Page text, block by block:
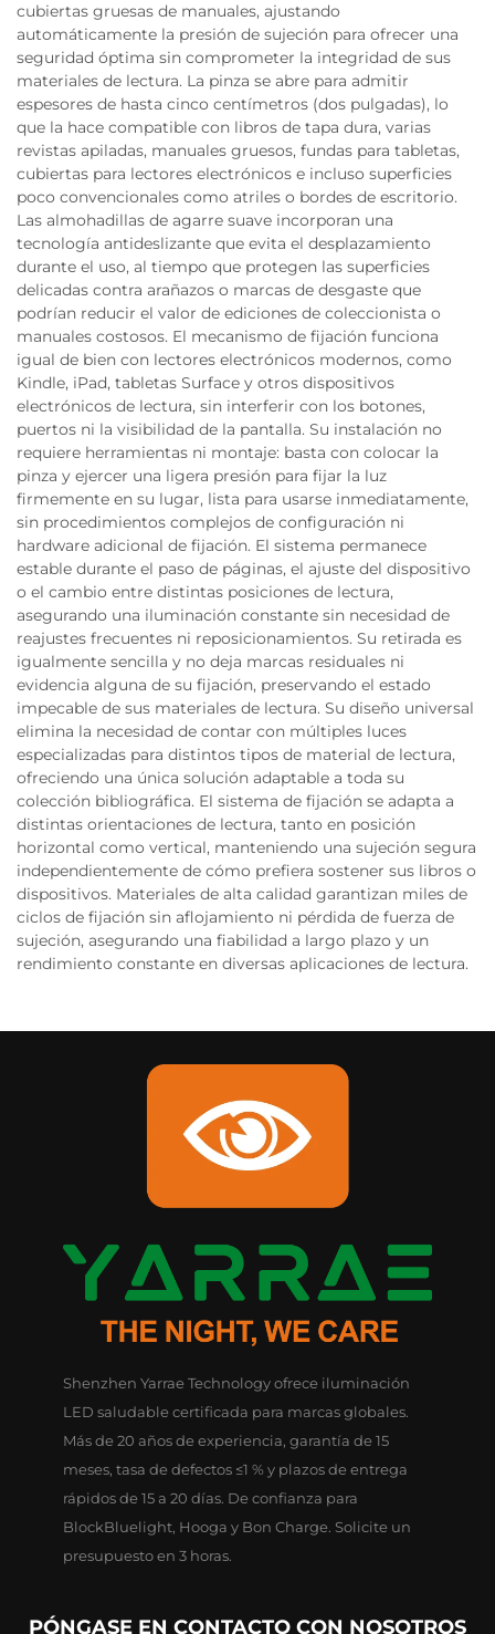
cubiertas gruesas de manuales, ajustando
automáticamente la presión de sujeción para ofrecer una
seguridad óptima sin comprometer la integridad de sus
materiales de lectura. La pinza se abre para admitir
espesores de hasta cinco centímetros (dos pulgadas), lo
que la hace compatible con libros de tapa dura, varias
revistas apiladas, manuales gruesos, fundas para tabletas,
cubiertas para lectores electrónicos e incluso superficies
poco convencionales como atriles o bordes de escritorio.
Las almohadillas de agarre suave incorporan una
tecnología antideslizante que evita el desplazamiento
durante el uso, al tiempo que protegen las superficies
delicadas contra arañazos o marcas de desgaste que
podrían reducir el valor de ediciones de coleccionista o
manuales costosos. El mecanismo de fijación funciona
igual de bien con lectores electrónicos modernos, como
Kindle, iPad, tabletas Surface y otros dispositivos
electrónicos de lectura, sin interferir con los botones,
puertos ni la visibilidad de la pantalla. Su instalación no
requiere herramientas ni montaje: basta con colocar la
pinza y ejercer una ligera presión para fijar la luz
firmemente en su lugar, lista para usarse inmediatamente,
sin procedimientos complejos de configuración ni
hardware adicional de fijación. El sistema permanece
estable durante el paso de páginas, el ajuste del dispositivo
o el cambio entre distintas posiciones de lectura,
asegurando una iluminación constante sin necesidad de
reajustes frecuentes ni reposicionamientos. Su retirada es
igualmente sencilla y no deja marcas residuales ni
evidencia alguna de su fijación, preservando el estado
impecable de sus materiales de lectura. Su diseño universal
elimina la necesidad de contar con múltiples luces
especializadas para distintos tipos de material de lectura,
ofreciendo una única solución adaptable a toda su
colección bibliográfica. El sistema de fijación se adapta a
distintas orientaciones de lectura, tanto en posición
horizontal como vertical, manteniendo una sujeción segura
independientemente de cómo prefiera sostener sus libros o
dispositivos. Materiales de alta calidad garantizan miles de
ciclos de fijación sin aflojamiento ni pérdida de fuerza de
sujeción, asegurando una fiabilidad a largo plazo y un
rendimiento constante en diversas aplicaciones de lectura.
Shenzhen Yarrae Technology ofrece iluminación
LED saludable certificada para marcas globales.
Más de 20 años de experiencia, garantía de 15
meses, tasa de defectos ≤1 % y plazos de entrega
rápidos de 15 a 20 días. De confianza para
BlockBluelight, Hooga y Bon Charge. Solicite un
presupuesto en 3 horas.
PÓNGASE EN CONTACTO CON NOSOTROS